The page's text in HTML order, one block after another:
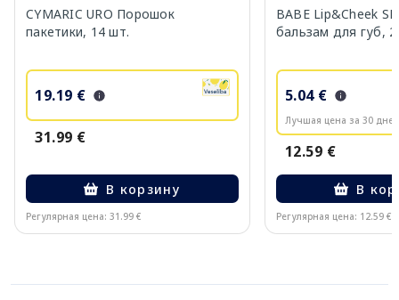
CYMARIC URO Порошок
пакетики, 14 шт.
19.19 €
31.99 €
В корзину
Регулярная цена: 31.99 €
BABE Lip&Cheek
бальзам для губ,
5.04 €
Лучшая цена за 30
12.59 €
В
Регулярная цена: 12.59 €